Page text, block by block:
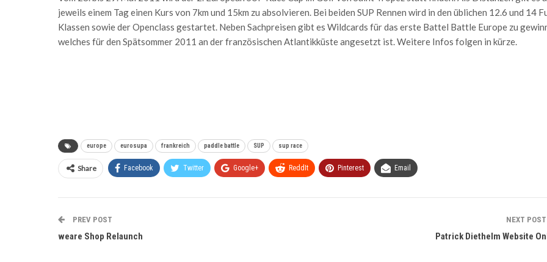
jeweils einem Tag einen Kurs von 7km und 15km zu absolvieren. Bei beiden SUP Rennen wird in den üblichen 12.6 und 14
Klassen sowie der Openclass gestartet. Neben Sachpreisen gibt es Wildcards für das erste Battel Battle Europe zu
welches für den Spätsommer 2011 an der französischen Atlantikküste angesetzt ist. Weitere Infos folgen in kürze.
europe eurosupa frankreich paddle battle SUP sup race
Share Facebook Twitter Google+ ReddIt Pinterest Email
PREV POST
weare Shop Relaunch
NEXT POST
Patrick Diethelm Website